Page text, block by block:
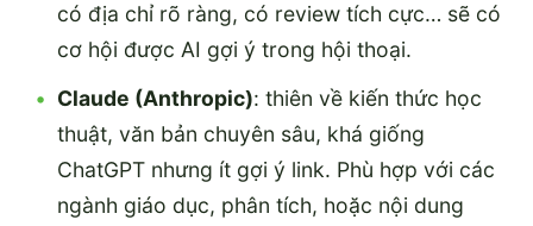
có địa chỉ rõ ràng, có review tích cực… sẽ có
cơ hội được AI gợi ý trong hội thoại.
Claude (Anthropic): thiên về kiến thức học
thuật, văn bản chuyên sâu, khá giống
ChatGPT nhưng ít gợi ý link. Phù hợp với các
ngành giáo dục, phân tích, hoặc nội dung